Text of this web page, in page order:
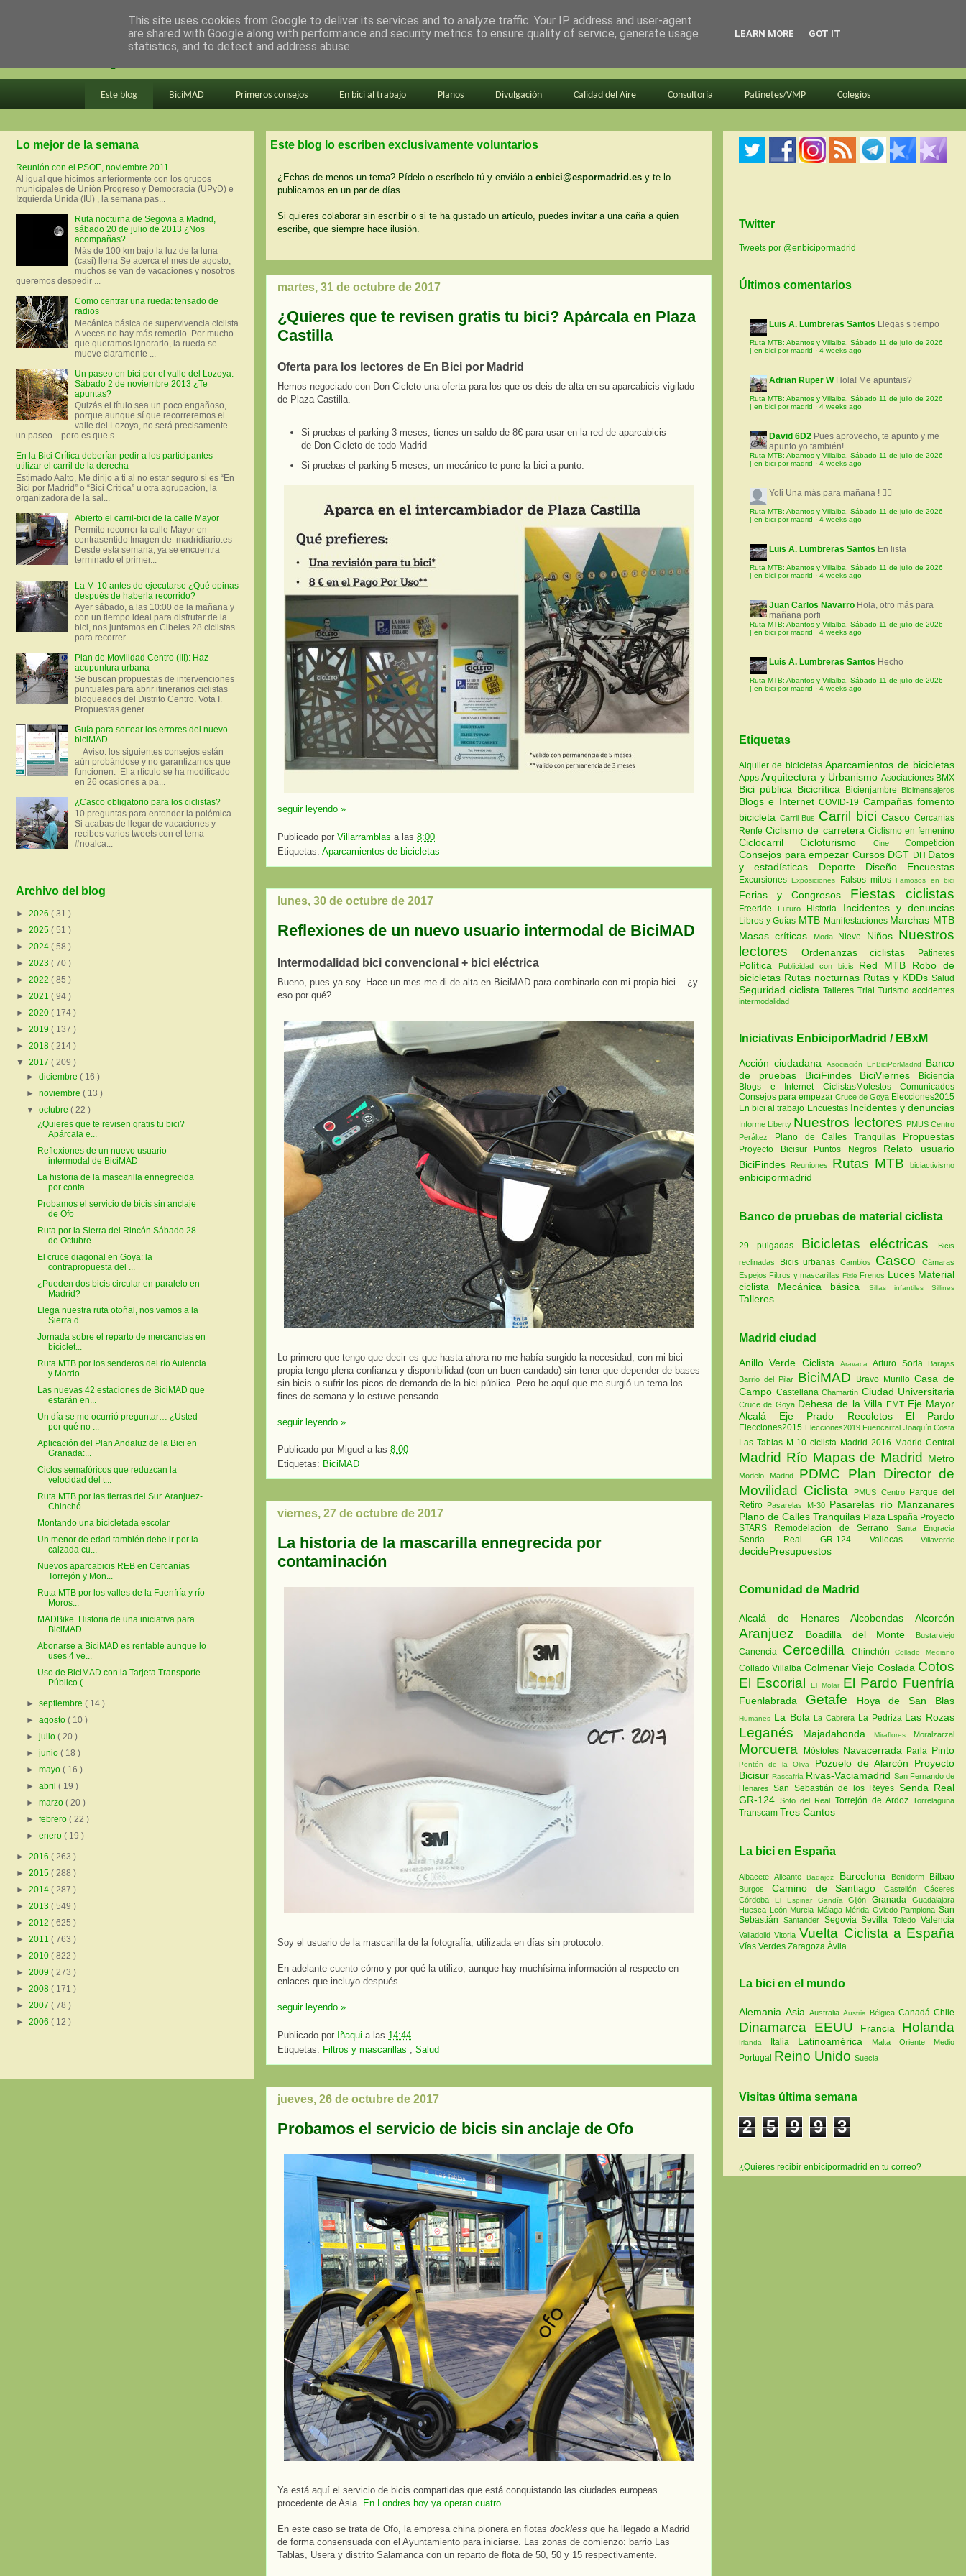
en bici por madrid
Este blog BiciMAD Primeros consejos En bici al trabajo Planos Divulgación Calidad del Aire Consultoría Patinetes/VMP Colegios
Este blog lo escriben exclusivamente voluntarios
¿Echas de menos un tema? Pídelo o escríbelo tú y enviálo a enbici@espormadrid.es y te lo
publicamos en un par de días.
Si quieres colaborar sin escribir o si te ha gustado un artículo, puedes invitar a una caña a quien
escribe, que siempre hace ilusión.
martes, 31 de octubre de 2017
¿Quieres que te revisen gratis tu bici? Apárcala en Plaza
Castilla
Oferta para los lectores de En Bici por Madrid
Hemos negociado con Don Cicleto una oferta para los que os deis de alta en su aparcabicis vigilado
de Plaza Castilla.
Si pruebas el parking 3 meses, tienes un saldo de 8€ para usar en la red de aparcabicis
de Don Cicleto de todo Madrid
Si pruebas el parking 5 meses, un mecánico te pone la bici a punto.
seguir leyendo »
Publicado por Villarramblas a las 8:00
Etiquetas: Aparcamientos de bicicletas
lunes, 30 de octubre de 2017
Reflexiones de un nuevo usuario intermodal de BiciMAD
Intermodalidad bici convencional + bici eléctrica
Bueno, pues ya soy. Hace un mes me di de alta en BiciMAD para combinarlo con mi propia bici... ¿y
eso por qué?
Lo primero que tengo que decir es que hasta ahora no me había surgido la necesidad, con mi bici
propia tengo plena confianza y disponibilidad (con un buen candado) sin tener que depender de bases
sin bicis o sufrir los picos de demanda de la bici pública. Pero he aquí que me surgió un tema los
fines de semana y lo estuve pensando...
seguir leyendo »
Publicado por Miguel a las 8:00
Etiquetas: BiciMAD
viernes, 27 de octubre de 2017
La historia de la mascarilla ennegrecida por
contaminación
Soy el usuario de la mascarilla de la fotografía, utilizada en días sin protocolo.
En adelante cuento cómo y por qué la utilizo, aunque hay muchísima información al respecto en
enlaces que incluyo después.
seguir leyendo »
Publicado por Iñaqui a las 14:44
Etiquetas: Filtros y mascarillas Salud
jueves, 26 de octubre de 2017
Probamos el servicio de bicis sin anclaje de Ofo
Ya está aquí el servicio de bicis compartidas que está conquistando las ciudades europeas
procedente de Asia. En Londres hoy ya operan cuatro
En este caso se trata de Ofo, la empresa china pionera en flotas dockless que ha llegado a Madrid
de forma consensuada con el Ayuntamiento para iniciarse. Las zonas de comienzo: barrio Las
Tablas, Usera y distrito Salamanca con un reparto de flota de 50, 50 y 15 respectivamente.
Lo mejor de la semana
Reunión con el PSOE, noviembre 2011
Al igual que hicimos anteriormente con los grupos
municipales de Unión Progreso y Democracia (UPyD) e
Izquierda Unida (IU) , la semana pas...
Ruta nocturna de Segovia a Madrid,
sábado 20 de julio de 2013 ¿Nos
acompañas?
Más de 100 km bajo la luz de la luna
(casi) llena Se acerca el mes de agosto,
muchos se van de vacaciones y nosotros
queremos despedir ...
Como centrar una rueda: tensado de
radios
Mecánica básica de supervivencia ciclista
A veces no hay más remedio. Por mucho
que queramos ignorarlo, la rueda se
mueve claramente ...
Un paseo en bici por el valle del Lozoya.
Sábado 2 de noviembre 2013 ¿Te
apuntas?
Quizás el título sea un poco engañoso,
porque aunque sí que recorreremos el
valle del Lozoya, no será precisamente
un paseo... pero es que s...
En la Bici Crítica deberían pedir a los participantes
utilizar el carril de la derecha
Estimado Aalto, Me dirijo a ti al no estar seguro si es “En
Bici por Madrid” o “Bici Crítica” u otra agrupación, la
organizadora de la sal...
Abierto el carril-bici de la calle Mayor
Permite recorrer la calle Mayor en
contrasentido Imagen de madridiario.es
Desde esta semana, ya se encuentra
terminado el primer...
La M-10 antes de ejecutarse ¿Qué opinas
después de haberla recorrido?
Ayer sábado, a las 10:00 de la mañana y
con un tiempo ideal para disfrutar de la
bici, nos juntamos en Cibeles 28 ciclistas
para recorrer ...
Plan de Movilidad Centro (III): Haz
acupuntura urbana
Se buscan propuestas de intervenciones
puntuales para abrir itinerarios ciclistas
bloqueados del Distrito Centro. Vota I.
Propuestas gener...
Guía para sortear los errores del nuevo
biciMAD
Aviso: los siguientes consejos están
aún probándose y no garantizamos que
funcionen. El a rtículo se ha modificado
en 26 ocasiones a pa...
¿Casco obligatorio para los ciclistas?
10 preguntas para entender la polémica
Si acabas de llegar de vacaciones y
recibes varios tweets con el tema
#noalca...
Archivo del blog
► 2026 ( 31 )
► 2025 ( 51 )
► 2024 ( 58 )
► 2023 ( 70 )
► 2022 ( 85 )
► 2021 ( 94 )
► 2020 ( 174 )
► 2019 ( 137 )
► 2018 ( 214 )
▼ 2017 ( 209 )
►diciembre( 16 )
►noviembre( 13 )
▼octubre( 22 )
¿Quieres que te revisen gratis tu bici?
Apárcala e...
Reflexiones de un nuevo usuario
intermodal de BiciMAD
La historia de la mascarilla ennegrecida
por conta...
Probamos el servicio de bicis sin anclaje
de Ofo
Ruta por la Sierra del Rincón.Sábado 28
de Octubre...
El cruce diagonal en Goya: la
contrapropuesta del ...
¿Pueden dos bicis circular en paralelo en
Madrid?
Llega nuestra ruta otoñal, nos vamos a la
Sierra d...
Jornada sobre el reparto de mercancías en
biciclet...
Ruta MTB por los senderos del río Aulencia
y Mordo...
Las nuevas 42 estaciones de BiciMAD que
estarán en...
Un día se me ocurrió preguntar… ¿Usted
por qué no ...
Aplicación del Plan Andaluz de la Bici en
Granada:...
Ciclos semafóricos que reduzcan la
velocidad del t...
Ruta MTB por las tierras del Sur. Aranjuez-
Chinchó...
Montando una bicicletada escolar
Un menor de edad también debe ir por la
calzada cu...
Nuevos aparcabicis REB en Cercanías
Torrejón y Mon...
Ruta MTB por los valles de la Fuenfría y río
Moros...
MADBike. Historia de una iniciativa para
BiciMAD....
Abonarse a BiciMAD es rentable aunque lo
uses 4 ve...
Uso de BiciMAD con la Tarjeta Transporte
Público (...
►septiembre( 14 )
►agosto( 10 )
►julio( 20 )
►junio( 18 )
►mayo( 16 )
►abril( 19 )
►marzo( 20 )
►febrero( 22 )
►enero( 19 )
► 2016 ( 263 )
► 2015 ( 288 )
► 2014 ( 287 )
► 2013 ( 549 )
► 2012 ( 625 )
► 2011 ( 763 )
► 2010 ( 822 )
► 2009 ( 273 )
► 2008 ( 171 )
► 2007 ( 78 )
► 2006 ( 12 )
Twitter
Tweets por @enbicipormadrid
Últimos comentarios
Luis A. Lumbreras Santos Llegas s tiempo
Ruta MTB: Abantos y Villalba. Sábado 11 de julio de 2026
| en bici por madrid · 4 weeks ago
Adrian Ruper W Hola! Me apuntais?
Ruta MTB: Abantos y Villalba. Sábado 11 de julio de 2026
| en bici por madrid · 4 weeks ago
David 6D2 Pues aprovecho, te apunto y me
apunto yo también!
Ruta MTB: Abantos y Villalba. Sábado 11 de julio de 2026
| en bici por madrid · 4 weeks ago
Yoli Una más para mañana ! 🚵‍♀️
Ruta MTB: Abantos y Villalba. Sábado 11 de julio de 2026
| en bici por madrid · 4 weeks ago
Luis A. Lumbreras Santos En lista
Ruta MTB: Abantos y Villalba. Sábado 11 de julio de 2026
| en bici por madrid · 4 weeks ago
Juan Carlos Navarro Hola, otro más para
mañana porfi
Ruta MTB: Abantos y Villalba. Sábado 11 de julio de 2026
| en bici por madrid · 4 weeks ago
Luis A. Lumbreras Santos Hecho
Ruta MTB: Abantos y Villalba. Sábado 11 de julio de 2026
| en bici por madrid · 4 weeks ago
Etiquetas
Alquiler de bicicletasAparcamientos de bicicletas
AppsArquitectura y Urbanismo Asociaciones BMX
Bici pública Bicicrítica Bicienjambre Bicimensajeros
Blogs e InternetCOVID-19 Campañas fomento
bicicleta Carril Bus Carril biciCascoCercanías
RenfeCiclismo de carretera Ciclismo en femenino
CiclocarrilCicloturismo CineCompetición
Consejos para empezar Cursos DGT DH Datos
y estadísticas Deporte Diseño Encuestas
ExcursionesExposiciones Falsos mitosFamosos en bici
Ferias y Congresos Fiestas ciclistas
Freeride Futuro Historia Incidentes y denuncias
Libros y Guías MTB Manifestaciones Marchas MTB
Masas críticas
Moda Nieve Niños Nuestros
lectores
Ordenanzas ciclistas Patinetes
Política Publicidad con bicis Red MTB Robo de
bicicletas Rutas nocturnas Rutas y KDDs Salud
Seguridad ciclistaTalleres Trial Turismoaccidentes
intermodalidad
Iniciativas EnbiciporMadrid / EBxM
Acción ciudadana Asociación EnBiciPorMadrid
Banco
de pruebas
BiciFindes BiciViernes
Biciencia
Blogs e Internet
CiclistasMolestos
Comunicados
Consejos para empezar Cruce de Goya Elecciones2015
En bici al trabajo Encuestas Incidentes y denuncias
Informe Liberty Nuestros lectores
PMUS Centro
Peráltez
Plano de Calles Tranquilas Propuestas
Proyecto Bicisur Puntos Negros
Relato usuario
BiciFindes
Reuniones Rutas MTB biciactivismo
enbicipormadrid
Banco de pruebas de material ciclista
29 pulgadas Bicicletas eléctricas
Bicis
reclinadas
Bicis urbanas Cambios Casco
Cámaras
Espejos Filtros y mascarillas Fixie Frenos Luces Material
ciclista
Mecánica básica Sillas infantiles Sillines
Talleres
Madrid ciudad
Anillo Verde Ciclista AravacaArturo Soria
Barajas
Barrio del Pilar BiciMAD Bravo MurilloCasa de
Campo Castellana Chamartín Ciudad Universitaria
Cruce de Goya Dehesa de la Villa EMT Eje Mayor
Alcalá Eje Prado Recoletos El Pardo
Elecciones2015 Elecciones2019 Fuencarral Joaquín Costa
Las Tablas M-10 ciclista Madrid 2016 Madrid Central
Madrid Río Mapas de Madrid Metro
Modelo Madrid PDMC Plan Director de
Movilidad Ciclista
PMUS Centro Parque del
Retiro Pasarelas M-30 Pasarelas río Manzanares
Plano de Calles Tranquilas Plaza España Proyecto
STARS Remodelación de Serrano Santa Engracia
Senda Real GR-124 Vallecas Villaverde
decidePresupuestos
Comunidad de Madrid
Alcalá de HenaresAlcobendas Alcorcón
Aranjuez Boadilla del Monte Bustarviejo
Canencia Cercedilla ChinchónCollado Mediano
Collado Villalba Colmenar Viejo Coslada Cotos
El EscorialEl Molar El Pardo Fuenfría
Fuenlabrada Getafe Hoya de San Blas
Humanes La Bola La Cabrera La Pedriza Las Rozas
Leganés Majadahonda Miraflores Moralzarzal
Morcuera Móstoles Navacerrada Parla Pinto
Pontón de la Oliva Pozuelo de Alarcón Proyecto
BicisurRascafría Rivas-Vaciamadrid San Fernando de
HenaresSan Sebastián de los Reyes Senda Real
GR-124Soto del Real Torrejón de ArdozTorrelaguna
Transcam Tres Cantos
La bici en España
AlbaceteAlicanteBadajoz Barcelona Benidorm Bilbao
Burgos Camino de SantiagoCastellónCáceres
Córdoba El Espinar GandíaGijónGranadaGuadalajara
Huesca León Murcia Málaga Mérida Oviedo PamplonaSan
Sebastián Santander SegoviaSevillaToledoValencia
ValladolidVitoria Vuelta Ciclista a España
Vías Verdes Zaragoza Ávila
La bici en el mundo
Alemania Asia Australia Austria Bélgica Canadá Chile
Dinamarca EEUU Francia Holanda
Irlanda Italia Latinoamérica Malta Oriente Medio
Portugal Reino Unido Suecia
Visitas última semana
2 5 9 9 3
¿Quieres recibir enbicipormadrid en tu correo?
This site uses cookies from Google to deliver its services and to analyze traffic. Your IP address and user-agent
are shared with Google along with performance and security metrics to ensure quality of service, generate usage
statistics, and to detect and address abuse.
LEARN MORE GOT IT